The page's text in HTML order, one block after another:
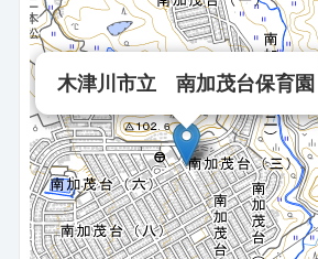
木津川市立 南加茂台保育園